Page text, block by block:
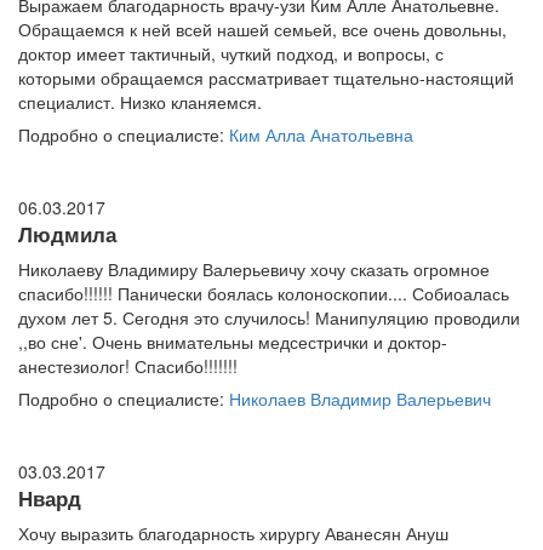
Выражаем благодарность врачу-узи Ким Алле Анатольевне.
Обращаемся к ней всей нашей семьей, все очень довольны,
доктор имеет тактичный, чуткий подход, и вопросы, с
которыми обращаемся рассматривает тщательно-настоящий
специалист. Низко кланяемся.
Подробно о специалисте: Ким Алла Анатольевна
06.03.2017
Людмила
Николаеву Владимиру Валерьевичу хочу сказать огромное
спасибо!!!!!! Панически боялась колоноскопии.... Собиоалась
духом лет 5. Сегодня это случилось! Манипуляцию проводили
,,во сне'. Очень внимательны медсестрички и доктор-
анестезиолог! Спасибо!!!!!!!
Подробно о специалисте: Николаев Владимир Валерьевич
03.03.2017
Нвард
Хочу выразить благодарность хирургу Аванесян Ануш